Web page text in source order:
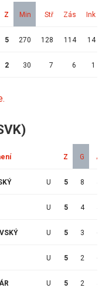
Z Min Stř Zás Ink
5 270 128 114 14
2 30 7 6 1
Z G A
U 5 8
U 5 4
U 5 3 6
U 5 2 6
U 5 2